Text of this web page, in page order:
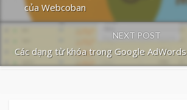
của Webcoban
NEXT POST
Các dạng từ khóa trong Google AdWords